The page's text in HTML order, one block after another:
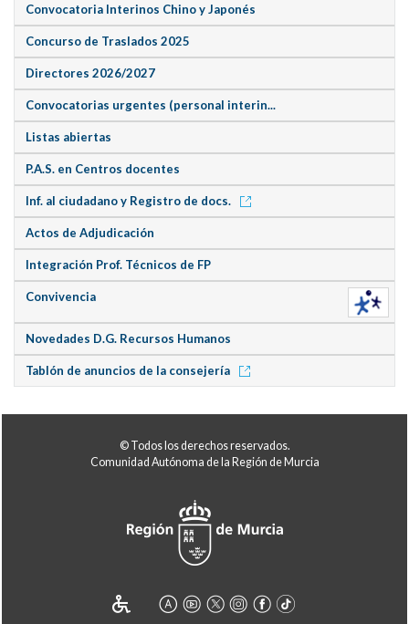
Convocatoria Interinos Chino y Japonés
Concurso de Traslados 2025
Directores 2026/2027
Convocatorias urgentes (personal interin...
Listas abiertas
P.A.S. en Centros docentes
Inf. al ciudadano y Registro de docs.
Actos de Adjudicación
Integración Prof. Técnicos de FP
Convivencia
Novedades D.G. Recursos Humanos
Tablón de anuncios de la consejería
© Todos los derechos reservados.
Comunidad Autónoma de la Región de Murcia